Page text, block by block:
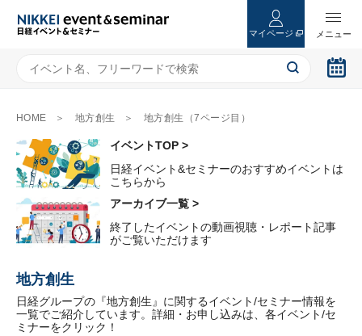
マイページ
HOME 地方創生 地方創生（7ページ目）
イベントTOP >
日経イベント&セミナーのおすすめイベントは
こちらから
アーカイブ一覧 >
終了したイベントの動画視聴・レポート記事
がご覧いただけます
地方創生
日経グループの『地方創生』に関するイベント/セミナー情報を
一覧でご紹介しています。詳細・お申し込みは、各イベント/セ
ミナーをクリック！